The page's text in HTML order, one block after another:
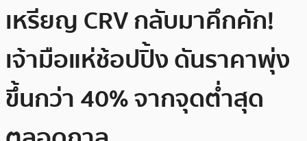
เหรียญ CRV กลับมาคึกคัก!
เจ้ามือแห่ช้อปปิ้ง ดันราคาพุ่ง
ขึ้นกว่า 40% จากจุดต่ำสุด